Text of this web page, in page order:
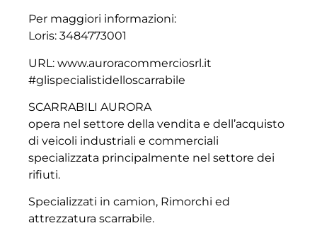
Per maggiori informazioni:
Loris: 3484773001
URL: www.auroracommerciosrl.it
#glispecialistidelloscarrabile
SCARRABILI AURORA
opera nel settore della vendita e dell’acquisto
di veicoli industriali e commerciali
specializzata principalmente nel settore dei
rifiuti.
Specializzati in camion, Rimorchi ed
attrezzatura scarrabile.